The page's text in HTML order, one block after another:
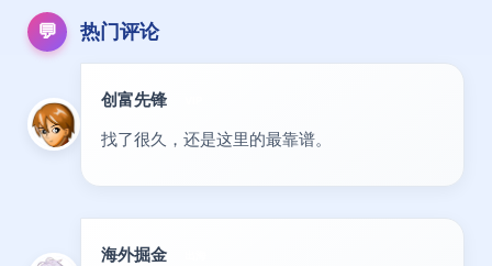
💬 热门评论
创富先锋
找了很久，还是这里的最靠谱。
海外掘金